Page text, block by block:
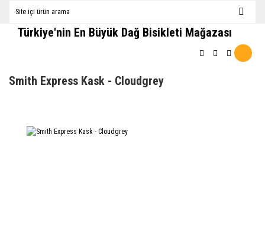
Türkiye'nin En Büyük Dağ Bisikleti Mağazası
Smith Express Kask - Cloudgrey